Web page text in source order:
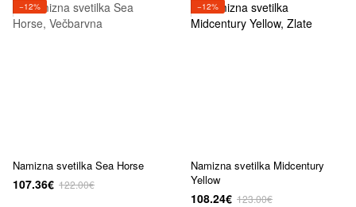
−12%
Namizna svetilka Sea Horse
107.36€ 122.00€
−12%
Namizna svetilka Midcentury
Yellow
108.24€ 123.00€